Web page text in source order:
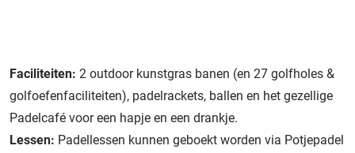
Faciliteiten: 2 outdoor kunstgras banen (en 27 golfholes &
golfoefenfaciliteiten), padelrackets, ballen en het gezellige
Padelcafé voor een hapje en een drankje.
Lessen: Padellessen kunnen geboekt worden via Potjepadel